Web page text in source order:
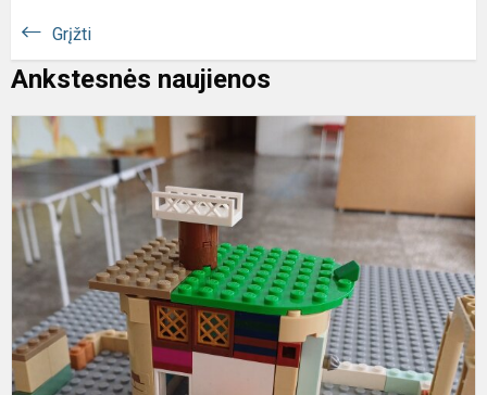
Grįžti
Ankstesnės naujienos